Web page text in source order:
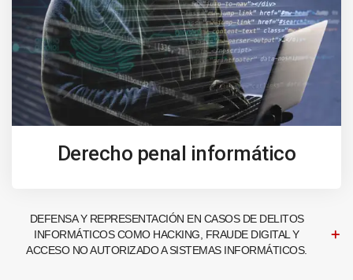
Derecho penal informático
DEFENSA Y REPRESENTACIÓN EN CASOS DE DELITOS
INFORMÁTICOS COMO HACKING, FRAUDE DIGITAL Y
ACCESO NO AUTORIZADO A SISTEMAS INFORMÁTICOS.